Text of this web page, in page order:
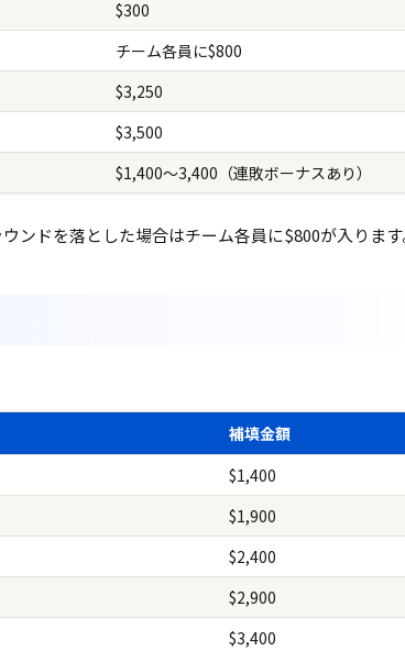
$300
チーム各員に$800
$3,250
$3,500
$1,400〜3,400（連敗ボーナスあり）
ンドを落とした場合はチーム各員に$800が入りま
補填金額
$1,400
$1,900
$2,400
$2,900
$3,400